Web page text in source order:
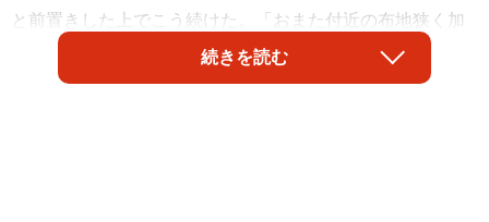
と前置きした上でこう続けた。「おまた付近の布地狭く加
工して『ヤバい（ハートの絵文字）』みたいなやつまじで
気持ち悪いです」「そしてそれにたくさんのコメントとか
続きを読む